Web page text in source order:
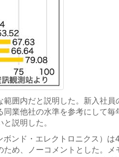
囲内だと説明した。新入社員
同業他社の水準を参考にして
説明した。
ンド・エレクトロニクス）は
め、ノーコメントとした。メ